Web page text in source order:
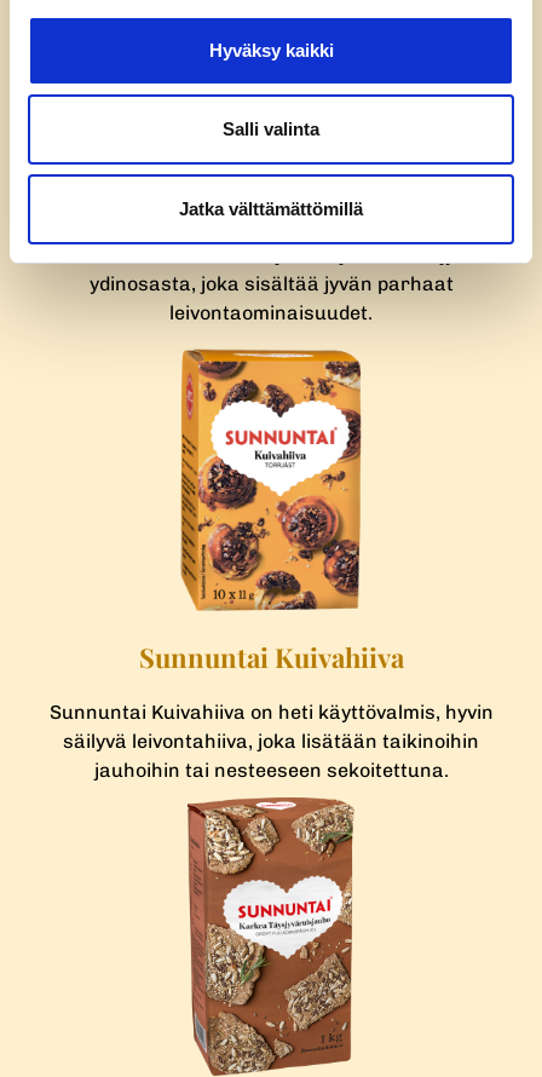
Hyväksy kaikki
Salli valinta
Jatka välttämättömillä
Sunnuntai Erikoisveh­näjauho
ydinosasta, joka sisältää jyvän parhaat
leivontaominaisuudet.
Sunnuntai Kuivahiiva
Sunnuntai Kuivahiiva on heti käyttövalmis, hyvin
säilyvä leivontahiiva, joka lisätään taikinoihin
jauhoihin tai nesteeseen sekoitettuna.